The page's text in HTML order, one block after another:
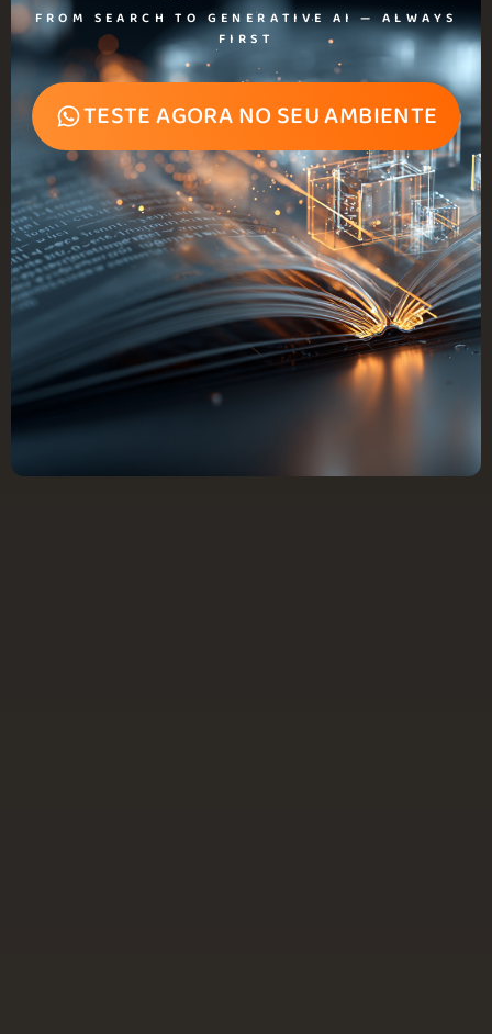
FROM SEARCH TO GENERATIVE AI — ALWAYS
FIRST
TESTE AGORA NO SEU AMBIENTE